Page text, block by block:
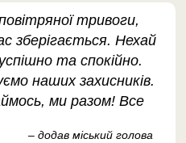
тривоги,
зберігається. Нехай
та спокійно.
наших захисників.
ми разом! Все
– додав міський голова